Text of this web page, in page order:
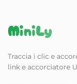
MiniLy
Traccia i clic e
link e accorciatore